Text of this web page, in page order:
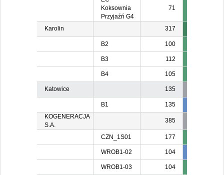
Koksownia
Przyjaźń G4
71
Karolin 317
B2 100
B3 112
B4 105
Katowice 135
B1 135
KOGENERACJA
S.A.
385
CZN_1S01 177
WROB1-02 104
WROB1-03
104